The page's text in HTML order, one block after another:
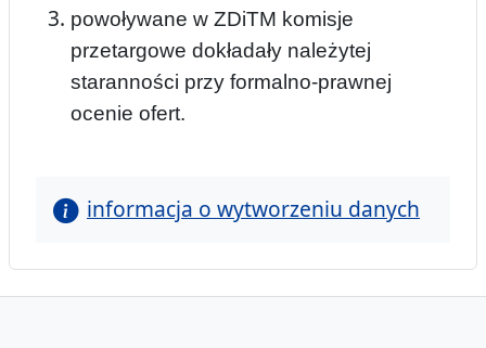
powoływane w ZDiTM komisje
przetargowe dokładały należytej
staranności przy formalno-prawnej
ocenie ofert.
informacja o wytworzeniu danych